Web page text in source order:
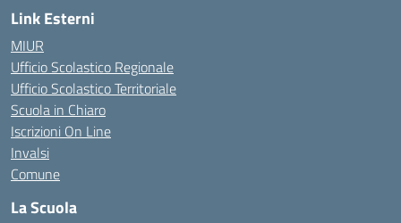
Link Esterni
MIUR
Ufficio Scolastico Regionale
Ufficio Scolastico Territoriale
Scuola in Chiaro
Iscrizioni On Line
Invalsi
Comune
La Scuola